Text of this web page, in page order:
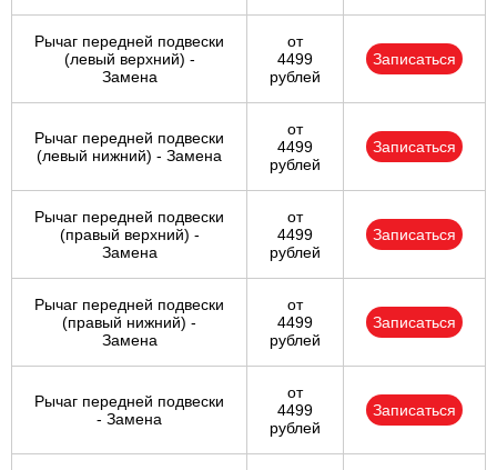
Рычаг передней подвески
(левый верхний) -
Замена
от
4499
рублей
Записаться
Рычаг передней подвески
(левый нижний) - Замена
от
4499
рублей
Записаться
Рычаг передней подвески
(правый верхний) -
Замена
от
4499
рублей
Записаться
Рычаг передней подвески
(правый нижний) -
Замена
от
4499
рублей
Записаться
Рычаг передней подвески
- Замена
от
4499
рублей
Записаться